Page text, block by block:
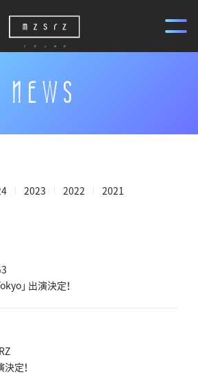
NEWS
2023 2022 2021
」 出演決定！
決定！